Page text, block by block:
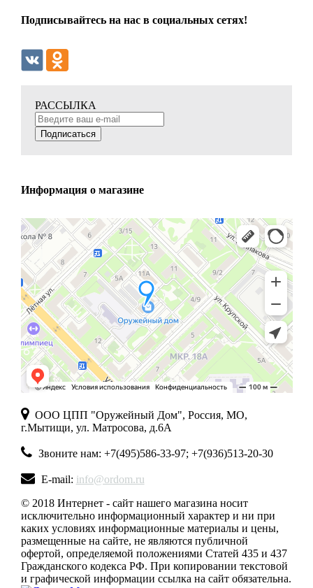
Подписывайтесь на нас в социальных сетях!
РАССЫЛКА
Подписаться
Информация о магазине
ООО ЦПП "Оружейный Дом", Россия, МО,
г.Мытищи, ул. Матросова, д.6А
Звоните нам: +7(495)586-33-97; +7(936)513-20-30
E-mail: info@ordom.ru
© 2018 Интернет - сайт нашего магазина носит
исключительно информационный характер и ни при
каких условиях информационные материалы и цены,
размещенные на сайте, не являются публичной
офертой, определяемой положениями Статей 435 и 437
Гражданского кодекса РФ. При копировании текстовой
и графической информации ссылка на сайт обязательна.